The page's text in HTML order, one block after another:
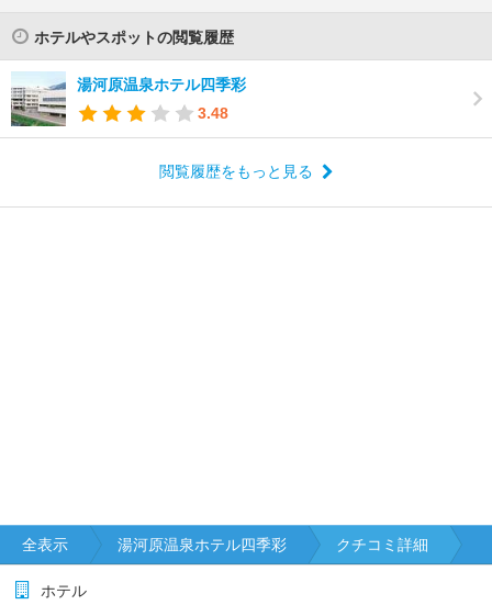
ホテルやスポットの閲覧履歴
湯河原温泉ホテル四季彩
3.48
閲覧履歴をもっと見る
全表示 湯河原温泉ホテル四季彩 クチコミ詳細
ホテル